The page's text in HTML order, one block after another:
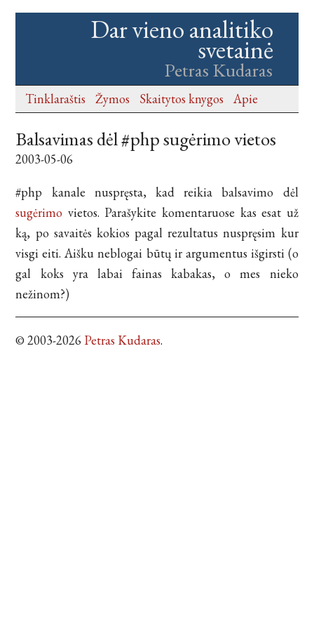
Dar vieno analitiko
svetainė
Petras Kudaras
Tinklaraštis Žymos Skaitytos knygos Apie
Balsavimas dėl #php sugėrimo vietos
2003-05-06
#php kanale nuspręsta, kad reikia balsavimo dėl
sugėrimo vietos. Parašykite komentaruose kas esat už
ką, po savaitės kokios pagal rezultatus nuspręsim kur
visgi eiti. Aišku neblogai būtų ir argumentus išgirsti (o
gal koks yra labai fainas kabakas, o mes nieko
nežinom?)
© 2003-2026 Petras Kudaras.